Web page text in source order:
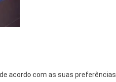
acordo com as suas preferências